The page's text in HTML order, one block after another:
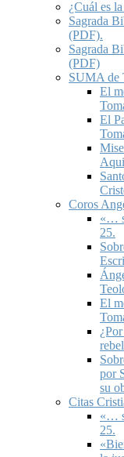
¿Cuál es
Sagrada
(PDF).
Sagrada
(PDF)
SUMA de
El
El
Coros
«…
25.
El
por
su
Citas
«…
25.